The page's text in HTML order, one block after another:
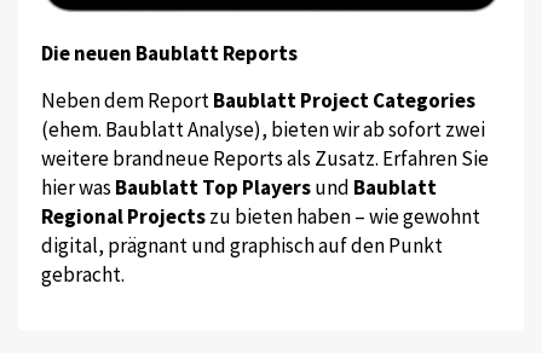
Die neuen Baublatt Reports
Neben dem ReportBaublatt Project Categories
(ehem. Baublatt Analyse), bieten wir ab sofort zwei
weitere brandneue Reports als Zusatz. Erfahren Sie
hier was Baublatt Top Playersund Baublatt
Regional Projectszu bieten haben – wie gewohnt
digital, prägnant und graphisch auf den Punkt
gebracht.